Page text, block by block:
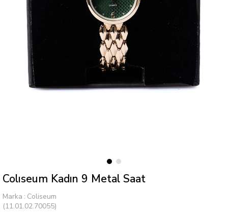
Colıseum Kadın 9 Metal Saat
Marka : Coliseum
(11.01.02.70055)